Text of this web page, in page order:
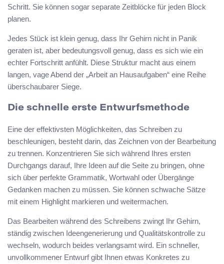
Schritt. Sie können sogar separate Zeitblöcke für jeden Block
planen.
Jedes Stück ist klein genug, dass Ihr Gehirn nicht in Panik
geraten ist, aber bedeutungsvoll genug, dass es sich wie ein
echter Fortschritt anfühlt. Diese Struktur macht aus einem
langen, vage Abend der „Arbeit an Hausaufgaben“ eine Reihe
überschaubarer Siege.
Die schnelle erste Entwurfsmethode
Eine der effektivsten Möglichkeiten, das Schreiben zu
beschleunigen, besteht darin, das Zeichnen von der Bearbeitung
zu trennen. Konzentrieren Sie sich während Ihres ersten
Durchgangs darauf, Ihre Ideen auf die Seite zu bringen, ohne
sich über perfekte Grammatik, Wortwahl oder Übergänge
Gedanken machen zu müssen. Sie können schwache Sätze
mit einem Highlight markieren und weitermachen.
Das Bearbeiten während des Schreibens zwingt Ihr Gehirn,
ständig zwischen Ideengenerierung und Qualitätskontrolle zu
wechseln, wodurch beides verlangsamt wird. Ein schneller,
unvollkommener Entwurf gibt Ihnen etwas Konkretes zu